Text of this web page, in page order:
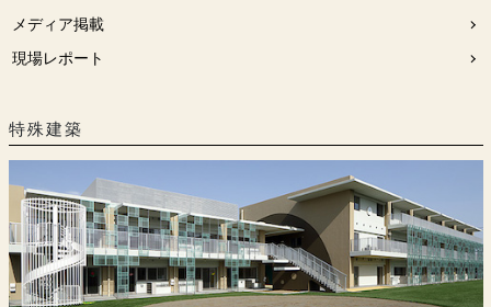
メディア掲載
現場レポート
特殊建築